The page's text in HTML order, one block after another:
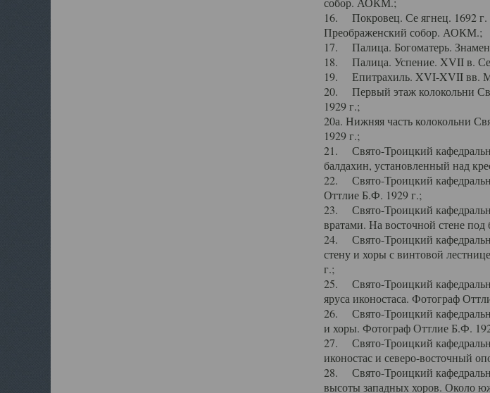
16. Покровец. Се ягнец. 1692 г.
Преображенский собор. АОКМ.;
17. Палица. Богоматерь.
18. Палица. Успение. XVII в.
19. Епитрахиль. XVI-XVII вв.
20. Первый этаж колокольни
1929 г.;
20а. Нижняя часть колокольни
1929 г.;
21. Свято-Троицкий
балдахин, установленный над
22. Свято-Троицкий
Оттлие Б.Ф. 1929 г.;
23. Свято-Троицкий
вратами. На восточной стене
24. Свято-Троицкий
стену и хоры с винтовой
г.;
25. Свято-Троицкий
яруса иконостаса. Фотограф
26. Свято-Троицкий
и хоры. Фотограф Оттлие Б.Ф.
27. Свято-Троицкий
иконостас и северо-восточный
28. Свято-Троицкий
высоты западных хоров. Около